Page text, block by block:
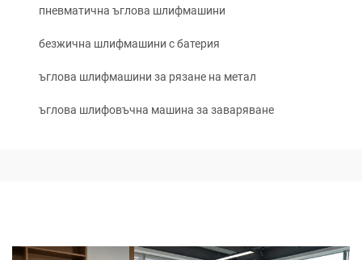
пневматична ъглова шлифмашини
безжична шлифмашини с батерия
ъглова шлифмашини за рязане на метал
ъглова шлифовъчна машина за заваряване